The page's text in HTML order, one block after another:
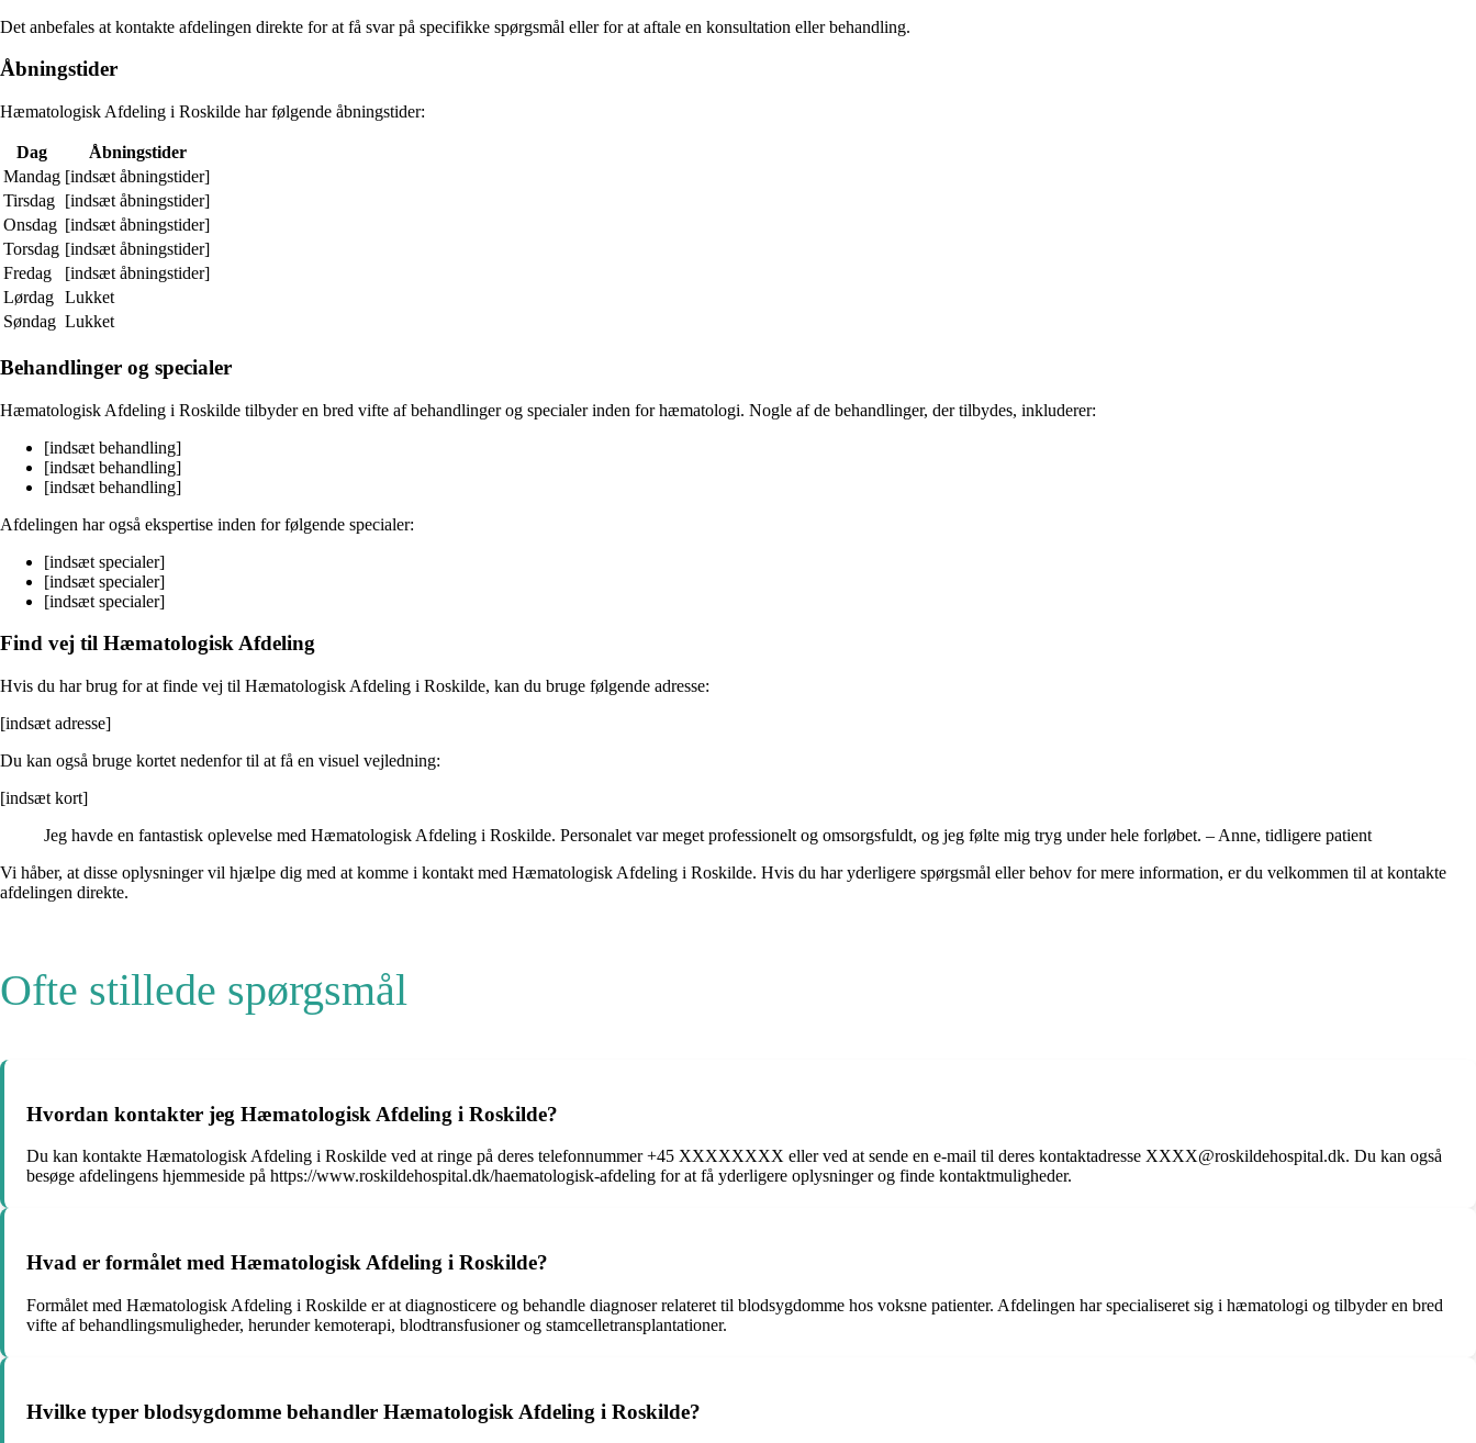
Det anbefales at kontakte afdelingen direkte for at få svar på specifikke spørgsmål eller for at aftale en konsultation eller behandling.
Åbningstider
Hæmatologisk Afdeling i Roskilde har følgende åbningstider:
Dag
Åbningstider
Mandag [indsæt åbningstider]
Tirsdag [indsæt åbningstider]
Onsdag [indsæt åbningstider]
Torsdag [indsæt åbningstider]
Fredag
[indsæt åbningstider]
Lørdag Lukket
Søndag Lukket
Behandlinger og specialer
Hæmatologisk Afdeling i Roskilde tilbyder en bred vifte af behandlinger og specialer inden for hæmatologi. Nogle af de behandlinger, der tilbydes, inkluderer:
[indsæt behandling]
[indsæt behandling]
[indsæt behandling]
Afdelingen har også ekspertise inden for følgende specialer:
[indsæt specialer]
[indsæt specialer]
[indsæt specialer]
Find vej til Hæmatologisk Afdeling
Hvis du har brug for at finde vej til Hæmatologisk Afdeling i Roskilde, kan du bruge følgende adresse:
[indsæt adresse]
Du kan også bruge kortet nedenfor til at få en visuel vejledning:
[indsæt kort]
Jeg havde en fantastisk oplevelse med Hæmatologisk Afdeling i Roskilde. Personalet var meget professionelt og omsorgsfuldt, og jeg følte mig tryg under hele forløbet. – Anne, tidligere patient
Vi håber, at disse oplysninger vil hjælpe dig med at komme i kontakt med Hæmatologisk Afdeling i Roskilde. Hvis du har yderligere spørgsmål eller behov for mere information, er du velkommen til at kontakte
afdelingen direkte.
Ofte stillede spørgsmål
Hvordan kontakter jeg Hæmatologisk Afdeling i Roskilde?
Du kan kontakte Hæmatologisk Afdeling i Roskilde ved at ringe på deres telefonnummer +45 XXXXXXXX eller ved at sende en e-mail til deres kontaktadresse XXXX@roskildehospital.dk. Du kan også
besøge afdelingens hjemmeside på https://www.roskildehospital.dk/haematologisk-afdeling for at få yderligere oplysninger og finde kontaktmuligheder.
Hvad er formålet med Hæmatologisk Afdeling i Roskilde?
Formålet med Hæmatologisk Afdeling i Roskilde er at diagnosticere og behandle diagnoser relateret til blodsygdomme hos voksne patienter. Afdelingen har specialiseret sig i hæmatologi og tilbyder en bred
vifte af behandlingsmuligheder, herunder kemoterapi, blodtransfusioner og stamcelletransplantationer.
Hvilke typer blodsygdomme behandler Hæmatologisk Afdeling i Roskilde?